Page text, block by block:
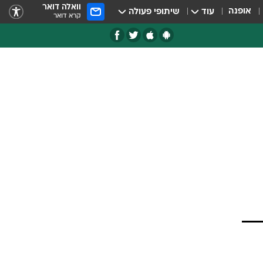
אופנה עוד שיתופי פעולה וואלה דואר
קרא דואר